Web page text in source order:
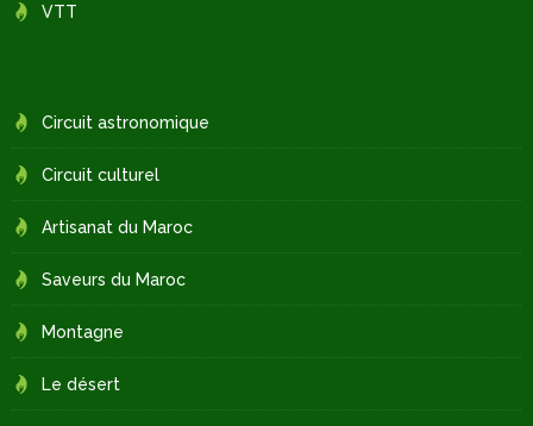
VTT
Circuit astronomique
Circuit culturel
Artisanat du Maroc
Saveurs du Maroc
Montagne
Le désert